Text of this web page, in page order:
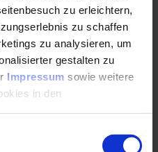
zu erleichtern,
zu schaffen
zu analysieren, um
gestalten zu
Impressum sowie weitere
in den